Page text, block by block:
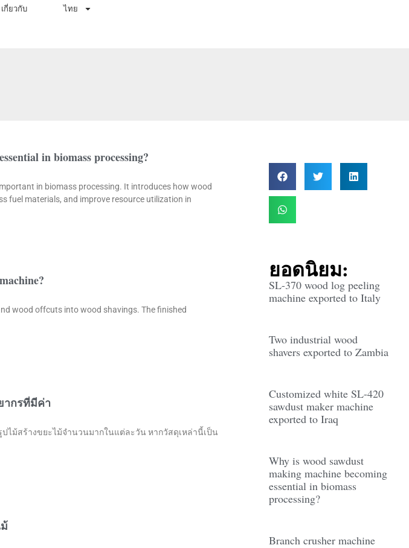
เกี่ยวกับ ไทย
in biomass processing?
in biomass processing. It introduces how wood
fuel materials, and improve resource utilization in
wood offcuts into wood shavings. The finished
ากรที่มีค่า
ปไม้สร้างขยะไม้จำนวนมากในแต่ละวัน หากวัสดุเหล่านี้เป็น
ยอดนิยม:
SL-370 wood log peeling
machine exported to Italy
Two industrial wood
shavers exported to Zambia
Customized white SL-420
sawdust maker machine
exported to Iraq
Why is wood sawdust
making machine becoming
essential in biomass
processing?
Branch crusher machine